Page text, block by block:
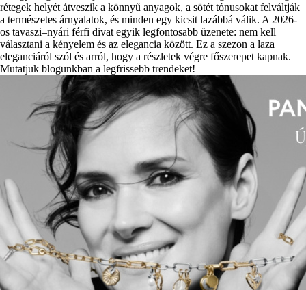
rétegek helyét átveszik a könnyű anyagok, a sötét tónusokat felváltják
a természetes árnyalatok, és minden egy kicsit lazábbá válik. A 2026-
os tavaszi–nyári férfi divat egyik legfontosabb üzenete: nem kell
választani a kényelem és az elegancia között. Ez a szezon a laza
eleganciáról szól és arról, hogy a részletek végre főszerepet kapnak.
Mutatjuk blogunkban a legfrissebb trendeket!